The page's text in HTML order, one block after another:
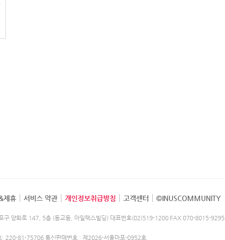
제휴 서비스 약관 개인정보취급방침 고객센터 ©INUSCOMMUNITY
구 양화로 147, 5층 (동교동, 아일렉스빌딩) 대표번호(02)519-1200 FAX 070-8015-9295
: 220-81-75706 통신판매번호 : 제2026-서울마포-0952호